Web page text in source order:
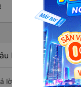
hỏi: Nhà xe đi
lời: Xe đi Sa Pa - Lào